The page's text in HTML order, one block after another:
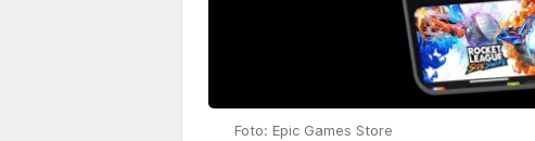
Foto: Epic Games Store